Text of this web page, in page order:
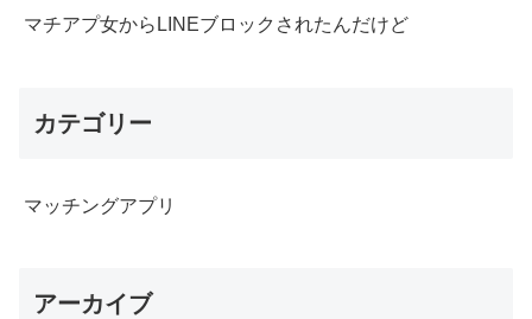
マチアプ女からLINEブロックされたんだけど
カテゴリー
マッチングアプリ
アーカイブ